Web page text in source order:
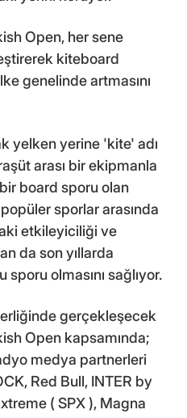
Open, her sene
kiteboard
genelinde artmasını
yelken yerine 'kite' adı
arası bir ekipmanla
board sporu olan
sporlar arasında
etkileyiciliği ve
da son yıllarda
olmasını sağlıyor.
gerçekleşecek
Open kapsamında;
medya partnerleri
Red Bull, INTER by
( SPX ), Magna